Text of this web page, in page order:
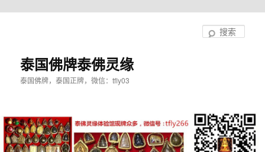
泰国佛牌泰佛灵缘
泰国佛牌，泰国正牌，微信：tfly03